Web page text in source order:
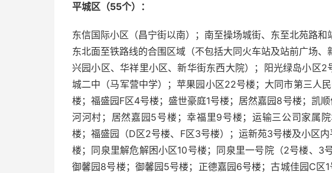
平城区（55个）：
东信国际小区（昌宁街以南）；南至操场城街、东至北苑路
东北面至铁路线的合围区域（不包括大同火车站及站前广场
兴园小区、华祥里小区、新华街东西大院）；阳光绿岛小区
城二中（马军营中学）；苹果园小区22号楼；大同市第三人
楼；福盛园F区4号楼；盛世豪庭1号楼；居然嘉园8号楼；凯
河河村；居然嘉园5号楼；幸福里9号楼；运输三公司家属
楼；福盛园（D区2号楼、F区3号楼）；运新苑3号楼及小区
楼；同泉里解危解困小区10号楼；同泉里一号院（2号楼、3
御馨园8号楼；御馨园5号楼；正德嘉园6号楼；古城佳园C区